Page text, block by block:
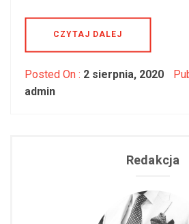
CZYTAJ DALEJ
Posted On : 2 sierpnia, 2020
admin
Redakcja